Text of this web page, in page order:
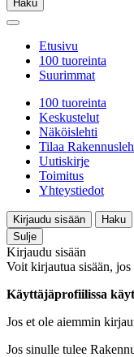
Haku
Etusivu
100 tuoreinta
Suurimmat
100 tuoreinta
Keskustelut
Näköislehti
Tilaa
Uutiskirje
Toimitus
Yhteystiedot
Kirjaudu sisään
Haku
Sulje
Kirjaudu sisään
Voit kirjautua sisään,
Käyttäjäprofiilissa
Jos et ole aiemmin
Jos sinulle tulee